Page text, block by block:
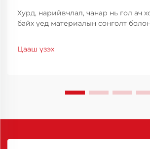
Хурд, нарийвчлал, чанар нь гол ач
байх үед материалын сонголт болон
дунд Японд үйлдвэрлэгдэж буй
Цааш үзэх